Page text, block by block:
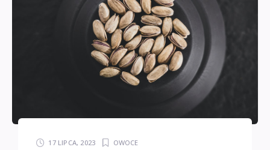
17 LIPCA, 2023 OWOCE